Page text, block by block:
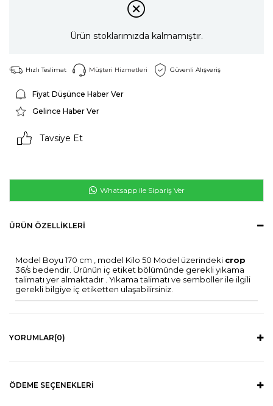
Ürün stoklarımızda kalmamıştır.
Hızlı Teslimat Müşteri Hizmetleri Güvenli Alışveriş
Fiyat Düşünce Haber Ver
Gelince Haber Ver
Tavsiye Et
Whatsapp ile Sipariş Ver
ÜRÜN ÖZELLIKLERI
Model Boyu 170 cm , model Kilo 50 Model üzerindeki crop
36/s bedendir. Ürünün iç etiket bölümünde gerekli yıkama
talimatı yer almaktadır . Yıkama talimatı ve semboller ile ilgili
gerekli bilgiye iç etiketten ulaşabilirsiniz.
YORUMLAR(0)
ÖDEME SEÇENEKLERI